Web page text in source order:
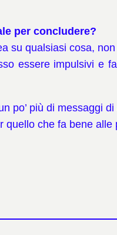
per concludere?
su qualsiasi cosa,
essere impulsivi e
po’ più di messaggi
quello che fa bene alle